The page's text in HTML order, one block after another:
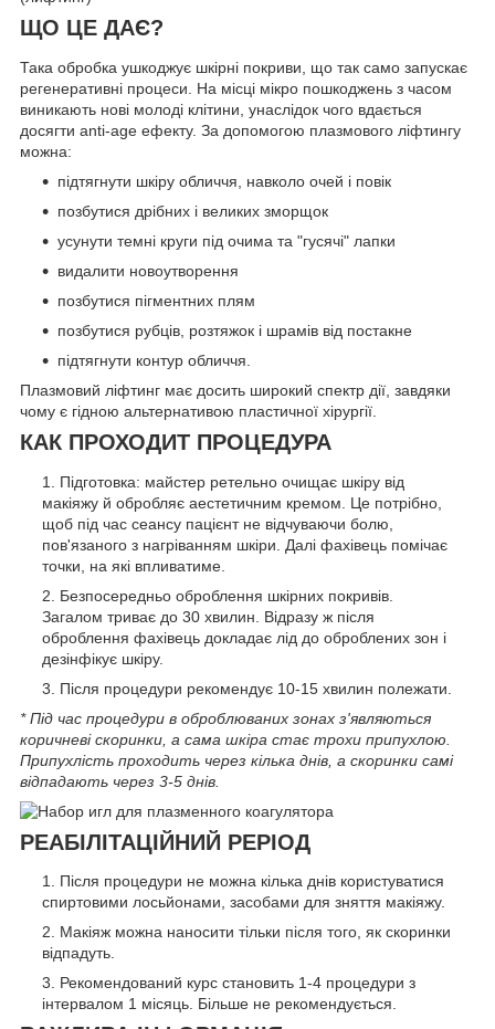
ЩО ЦЕ ДАЄ?
Така обробка ушкоджує шкірні покриви, що так само запускає
регенеративні процеси. На місці мікро пошкоджень з часом
виникають нові молоді клітини, унаслідок чого вдається
досягти anti-age ефекту. За допомогою плазмового ліфтингу
можна:
підтягнути шкіру обличчя, навколо очей і повік
позбутися дрібних і великих зморщок
усунути темні круги під очима та "гусячі" лапки
видалити новоутворення
позбутися пігментних плям
позбутися рубців, розтяжок і шрамів від постакне
підтягнути контур обличчя.
Плазмовий ліфтинг має досить широкий спектр дії, завдяки
чому є гідною альтернативою пластичної хірургії.
КАК ПРОХОДИТ ПРОЦЕДУРА
Підготовка: майстер ретельно очищає шкіру від
макіяжу й обробляє аестетичним кремом. Це потрібно,
щоб під час сеансу пацієнт не відчуваючи болю,
пов'язаного з нагріванням шкіри. Далі фахівець помічає
точки, на які впливатиме.
Безпосередньо оброблення шкірних покривів.
Загалом триває до 30 хвилин. Відразу ж після
оброблення фахівець докладає лід до оброблених зон і
дезінфікує шкіру.
Після процедури рекомендує 10-15 хвилин полежати.
* Під час процедури в оброблюваних зонах з'являються
коричневі скоринки, а сама шкіра стає трохи припухлою.
Припухлість проходить через кілька днів, а скоринки самі
відпадають через 3-5 днів.
РЕАБІЛІТАЦІЙНИЙ РЕРІОД
Після процедури не можна кілька днів користуватися
спиртовими лосьйонами, засобами для зняття макіяжу.
Макіяж можна наносити тільки після того, як скоринки
відпадуть.
Рекомендований курс становить 1-4 процедури з
інтервалом 1 місяць. Більше не рекомендується.